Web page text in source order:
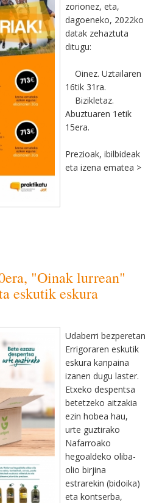
zorionez, eta,
dagoeneko, 2022ko
datak zehaztuta
ditugu:
Oinez. Uztailaren
16tik 31ra.
Bizikletaz.
Abuztuaren 1etik
15era.
Prezioak, ibilbideak
eta izena ematea >
"Oinak lurrean"
eskutik eskura
Udaberri bezperetan
Errigoraren eskutik
eskura kanpaina
izanen dugu laster.
Etxeko despentsa
betetzeko aitzakia
ezin hobea hau,
urte guztirako
Nafarroako
hegoaldeko oliba-
olio birjina
estrarekin (bidoika)
eta kontserba,